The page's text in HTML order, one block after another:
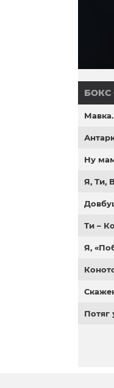
БОКС
Мавка.
Ну
Я, Ти,
Ти –
Я,
Потяг